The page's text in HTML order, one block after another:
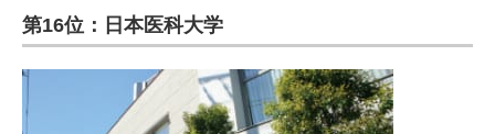
第16位：日本医科大学